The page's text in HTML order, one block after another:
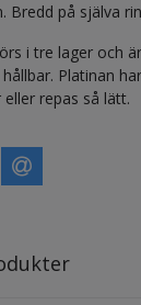
Bredd på själva
i tre lager och
Platinan
repas så lätt.